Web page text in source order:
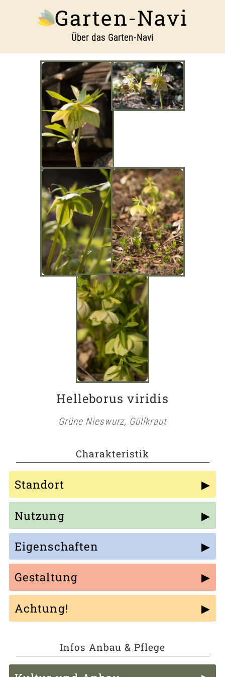
Garten-Navi
Über das Garten-Navi
Helleborus viridis
Grüne Nieswurz, Güllkraut
Charakteristik
Standort
Nutzung
Eigenschaften
Gestaltung
Achtung!
Infos Anbau & Pflege